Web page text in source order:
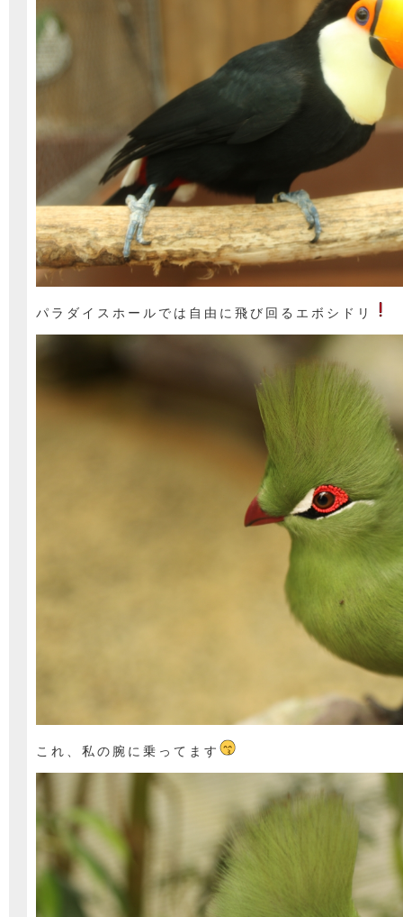
パラダイスホールでは自由に飛び回るエボシドリ
これ、私の腕に乗ってます